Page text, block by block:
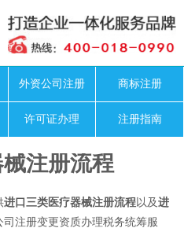
外资公司注册 商标注册
许可证办理 注册指南
注册流程
进口三类医疗器械注册流程以及进
司注册变更资质办理税务统筹服